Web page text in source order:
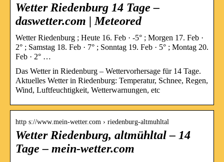
Wetter Riedenburg 14 Tage –
daswetter.com | Meteored
Wetter Riedenburg ; Heute 16. Feb · -5° ; Morgen 17. Feb ·
2° ; Samstag 18. Feb · 7° ; Sonntag 19. Feb · 5° ; Montag 20.
Feb · 2° …
Das Wetter in Riedenburg – Wettervorhersage für 14 Tage.
Aktuelles Wetter in Riedenburg: Temperatur, Schnee, Regen,
Wind, Luftfeuchtigkeit, Wetterwarnungen, etc
http s://www.mein-wetter.com › riedenburg-altmuhltal
Wetter Riedenburg, altmühltal – 14
Tage – mein-wetter.com